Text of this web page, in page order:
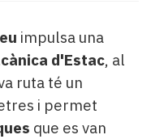
impulsa una
d'Estac, al
ruta té un
i permet
que es van